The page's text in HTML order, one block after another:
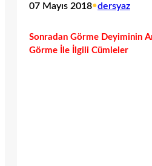
07 Mayıs 2018•dersyaz
Sonradan Görme Deyiminin
Görme İle İlgili Cümleler